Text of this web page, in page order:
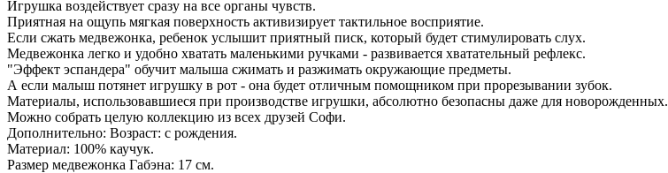
Игрушка воздействует сразу на все органы чувств.
Приятная на ощупь мягкая поверхность активизирует тактильное восприятие.
Если сжать медвежонка, ребенок услышит приятный писк, который будет стимулировать слух.
Медвежонка легко и удобно хватать маленькими ручками - развивается хватательный рефлекс.
"Эффект эспандера" обучит малыша сжимать и разжимать окружающие предметы.
А если малыш потянет игрушку в рот - она будет отличным помощником при прорезывании зубок.
Материалы, использовавшиеся при производстве игрушки, абсолютно безопасны даже для новорожденных.
Можно собрать целую коллекцию из всех друзей Софи.
Дополнительно: Возраст: с рождения.
Материал: 100% каучук.
Размер медвежонка Габэна: 17 см.